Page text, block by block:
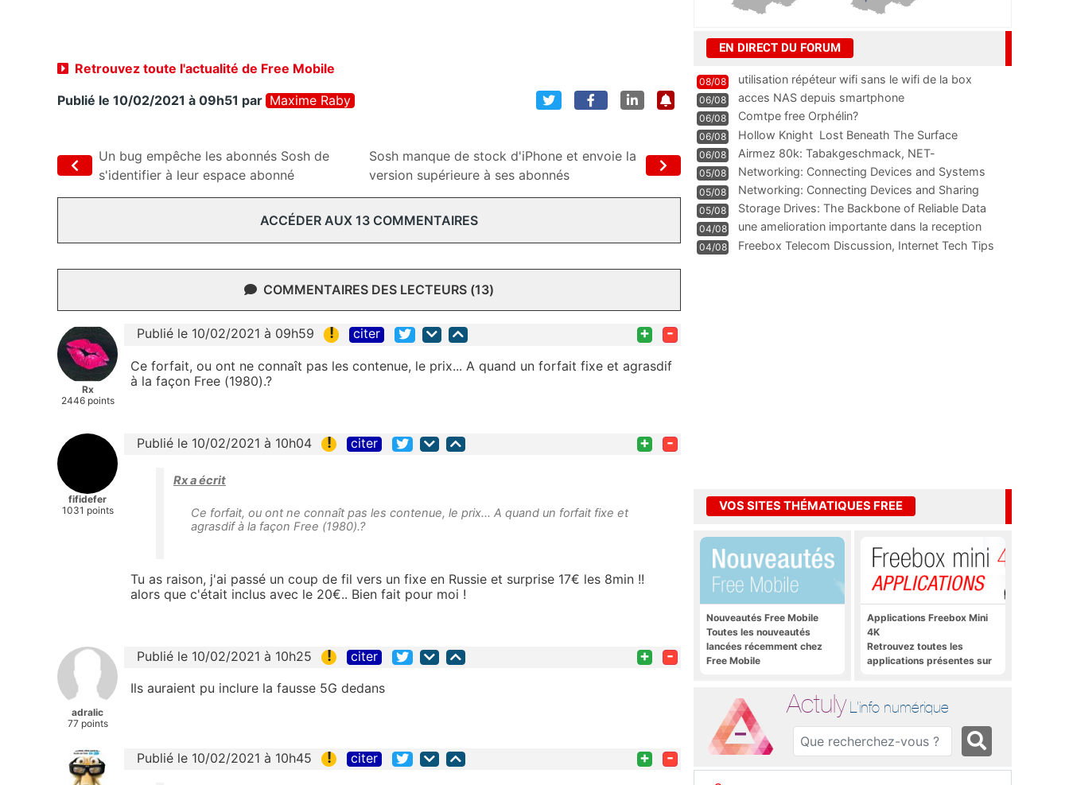
Retrouvez toute l'actualité de Free Mobile
Publié le 10/02/2021 à 09h51 par Maxime Raby
Un bug empêche les abonnés Sosh de
s'identifier à leur espace abonné
Sosh manque de stock d'iPhone et envoie la
version supérieure à ses abonnés
ACCÉDER AUX 13 COMMENTAIRES
COMMENTAIRES DES LECTEURS (13)
Rx
2446 points
Publié le 10/02/2021 à 09h59 ! citer + -
Ce forfait, ou ont ne connaît pas les contenue, le prix... A quand un forfait fixe et agrasdif
à la façon Free (1980).?
fifidefer
1031 points
Publié le 10/02/2021 à 10h04 ! citer + -
Rx a écrit
Ce forfait, ou ont ne connaît pas les contenue, le prix... A quand un forfait fixe et
agrasdif à la façon Free (1980).?
Tu as raison, j'ai passé un coup de fil vers un fixe en Russie et surprise 17€ les 8min !!
alors que c'était inclus avec le 20€.. Bien fait pour moi !
adralic
77 points
Publié le 10/02/2021 à 10h25 ! citer + -
Ils auraient pu inclure la fausse 5G dedans
Publié le 10/02/2021 à 10h45 ! citer + -
EN DIRECT DU FORUM
08/08 utilisation répéteur wifi sans le wifi de la box
06/08 acces NAS depuis smartphone
06/08 Comtpe free Orphélin?
06/08 Hollow Knight  Lost Beneath The Surface
06/08
Airmez 80k: Tabakgeschmack, NET-
Technologie und Leistung im
05/08 Networking: Connecting Devices and Systems
05/08
Networking: Connecting Devices and Sharing
Information
05/08
Storage Drives: The Backbone of Reliable Data
Management
04/08
une amelioration importante dans la reception
WIFI
04/08
Freebox Telecom Discussion, Internet Tech Tips
VOS SITES THÉMATIQUES FREE
Nouveautés Free Mobile
Toutes les nouveautés
lancées récemment chez
Free Mobile
Applications Freebox Mini
4K
Retrouvez toutes les
applications présentes sur
Actuly L'info numérique